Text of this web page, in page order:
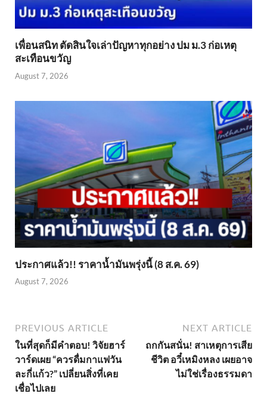
เพื่อนสนิท ตัดสินใจเล่าปัญหาทุกอย่าง ปม ม.3 ก่อเหตุ
สะเทือนขวัญ
August 7, 2026
ประกาศแล้ว!! ราคาน้ำมันพรุ่งนี้ (8 ส.ค. 69)
August 7, 2026
PREVIOUS ARTICLE
ในที่สุดก็มีคำตอบ! วิจัยฮาร์
วาร์ดเผย “ควรดื่มกาแฟวัน
ละกี่แก้ว?” เปลี่ยนสิ่งที่เคย
เชื่อไปเลย
NEXT ARTICLE
ถกกันสนั่น! สาเหตุการเสีย
ชีวิต อวี๋เหมิงหลง เผยอาจ
ไม่ใช่เรื่องธรรมดา